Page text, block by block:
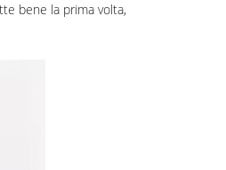
bene la prima volta,